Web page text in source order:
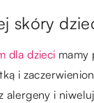
skóry
dla dzieci mamy
i
alergeny i